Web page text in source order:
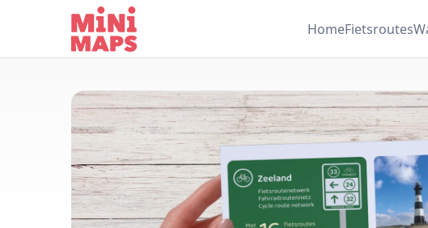
Ga naar inhoud
HomeFietsroutes